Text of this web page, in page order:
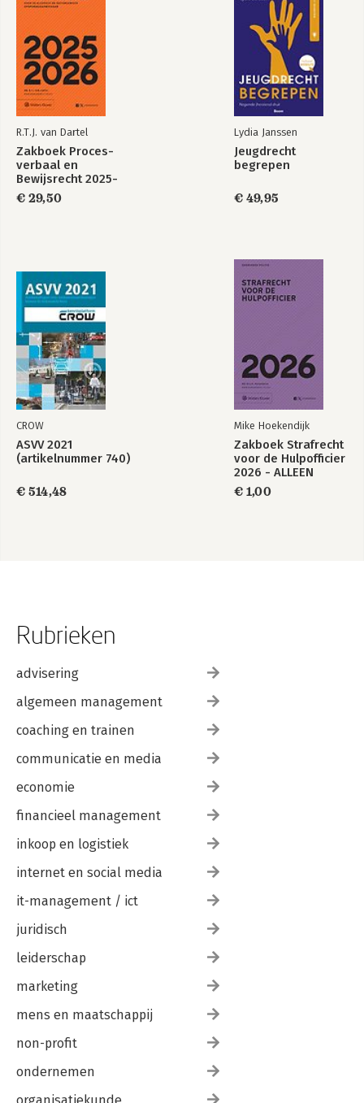
R.T.J. van Dartel
Zakboek Proces-
verbaal en
Bewijsrecht 2025-
2026
€ 29,50
Lydia Janssen
Jeugdrecht
begrepen
€ 49,95
CROW
ASVV 2021
(artikelnummer 740)
€ 514,48
Mike Hoekendijk
Zakboek Strafrecht
voor de Hulpofficier
2026 - ALLEEN
VOOR POLITIE
€ 1,00
Rubrieken
advisering
algemeen management
coaching en trainen
communicatie en media
economie
financieel management
inkoop en logistiek
internet en social media
it-management / ict
juridisch
leiderschap
marketing
mens en maatschappij
non-profit
ondernemen